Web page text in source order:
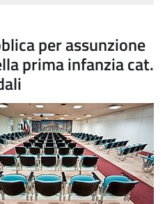
per assunzione
prima infanzia cat.